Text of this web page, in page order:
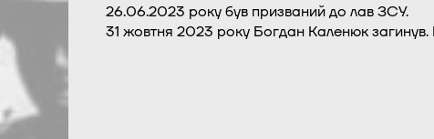
26.06.2023 року був призваний до лав ЗСУ.
31 жовтня 2023 року Богдан Каленюк загинув.